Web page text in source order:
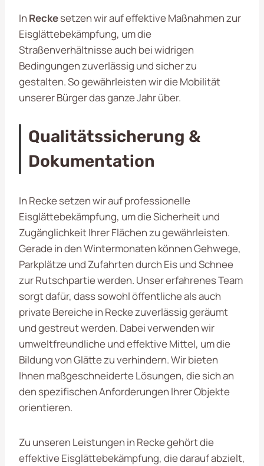
In Reckesetzen wir auf effektive Maßnahmen zur
Eisglättebekämpfung, um die
Straßenverhältnisse auch bei widrigen
Bedingungen zuverlässig und sicher zu
gestalten. So gewährleisten wir die Mobilität
unserer Bürger das ganze Jahr über.
Qualitätssicherung &
Dokumentation
In Recke setzen wir auf professionelle
Eisglättebekämpfung, um die Sicherheit und
Zugänglichkeit Ihrer Flächen zu gewährleisten.
Gerade in den Wintermonaten können Gehwege,
Parkplätze und Zufahrten durch Eis und Schnee
zur Rutschpartie werden. Unser erfahrenes Team
sorgt dafür, dass sowohl öffentliche als auch
private Bereiche in Recke zuverlässig geräumt
und gestreut werden. Dabei verwenden wir
umweltfreundliche und effektive Mittel, um die
Bildung von Glätte zu verhindern. Wir bieten
Ihnen maßgeschneiderte Lösungen, die sich an
den spezifischen Anforderungen Ihrer Objekte
orientieren.
Zu unseren Leistungen in Recke gehört die
effektive Eisglättebekämpfung, die darauf abzielt,